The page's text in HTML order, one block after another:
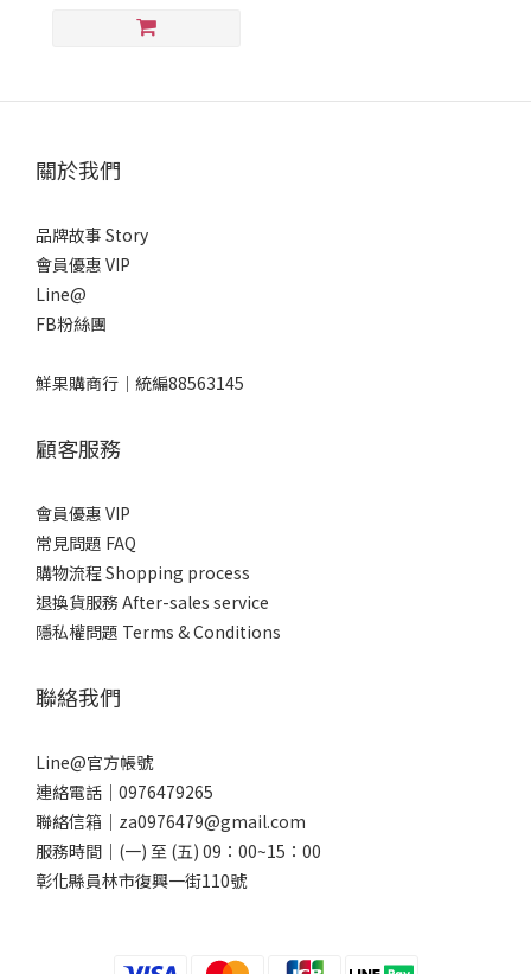
關於我們
品牌故事 Story
會員優惠 VIP
Line@
FB粉絲團
鮮果購商行｜統編88563145
顧客服務
會員優惠 VIP
常見問題 FAQ
購物流程 Shopping process
退換貨服務 After-sales service
隱私權問題 Terms & Conditions
聯絡我們
Line@官方帳號
連絡電話｜0976479265
聯絡信箱｜za0976479@gmail.com
服務時間｜(一) 至 (五) 09：00~15：00
彰化縣員林市復興一街110號